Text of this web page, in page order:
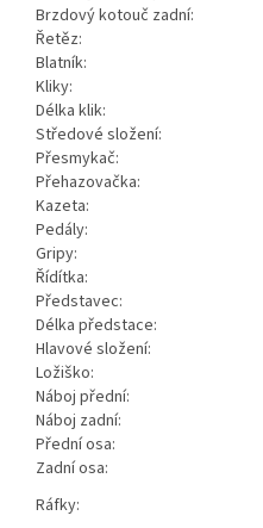
Brzdový kotouč zadní:
Řetěz:
Blatník:
Kliky:
Délka klik:
Středové složení:
Přesmykač:
Přehazovačka:
Kazeta:
Pedály:
Gripy:
Řídítka:
Představec:
Délka předstace:
Hlavové složení:
Ložiško:
Náboj přední:
Náboj zadní:
Přední osa:
Zadní osa:
Ráfky: